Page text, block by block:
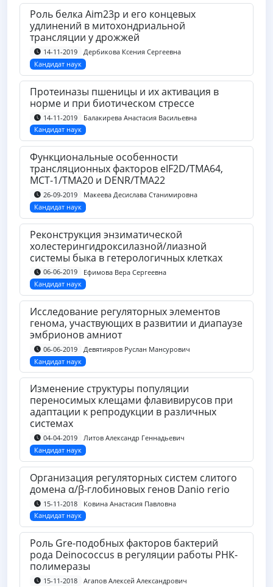
Роль белка Aim23p и его концевых
удлинений в митохондриальной
трансляции у дрожжей
14-11-2019
Дербикова Ксения Сергеевна
Кандидат наук
Протеиназы пшеницы и их активация в
норме и при биотическом стрессе
14-11-2019
Балакирева Анастасия Васильевна
Кандидат наук
Функциональные особенности
трансляционных факторов eIF2D/TMA64,
MCT-1/TMA20 и DENR/TMA22
26-09-2019
Макеева Десислава Станимировна
Кандидат наук
Реконструкция энзиматической
холестерингидроксилазной/лиазной
системы быка в гетерологичных клетках
06-06-2019
Ефимова Вера Сергеевна
Кандидат наук
Исследование регуляторных элементов
генома, участвующих в развитии и диапаузе
эмбрионов амниот
06-06-2019
Девятияров Руслан Мансурович
Кандидат наук
Изменение структуры популяции
переносимых клещами флавивирусов при
адаптации к репродукции в различных
системах
04-04-2019
Литов Александр Геннадьевич
Кандидат наук
Организация регуляторных систем слитого
домена α/β-глобиновых генов Danio rerio
15-11-2018
Ковина Анастасия Павловна
Кандидат наук
Роль Gre-подобных факторов бактерий
рода Deinococcus в регуляции работы РНК-
полимеразы
15-11-2018
Агапов Алексей Александрович